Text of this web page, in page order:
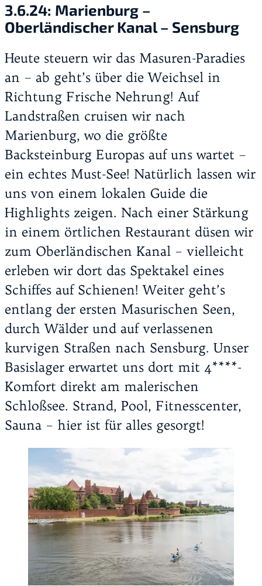
3.6.24: Marienburg –
Oberländischer Kanal – Sensburg
Heute steuern wir das Masuren-Paradies
an – ab geht’s über die Weichsel in
Richtung Frische Nehrung! Auf
Landstraßen cruisen wir nach
Marienburg, wo die größte
Backsteinburg Europas auf uns wartet –
ein echtes Must-See! Natürlich lassen wir
uns von einem lokalen Guide die
Highlights zeigen. Nach einer Stärkung
in einem örtlichen Restaurant düsen wir
zum Oberländischen Kanal – vielleicht
erleben wir dort das Spektakel eines
Schiffes auf Schienen! Weiter geht’s
entlang der ersten Masurischen Seen,
durch Wälder und auf verlassenen
kurvigen Straßen nach Sensburg. Unser
Basislager erwartet uns dort mit 4****-
Komfort direkt am malerischen
Schloßsee. Strand, Pool, Fitnesscenter,
Sauna – hier ist für alles gesorgt!